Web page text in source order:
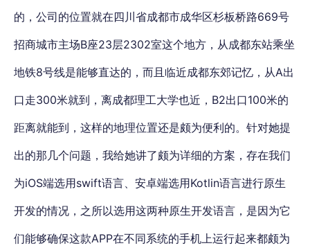
的，公司的位置就在四川省成都市成华区杉板桥路669号
招商城市主场B座23层2302室这个地方，从成都东站乘坐
地铁8号线是能够直达的，而且临近成都东郊记忆，从A出
口走300米就到，离成都理工大学也近，B2出口100米的
距离就能到，这样的地理位置还是颇为便利的。针对她提
出的那几个问题，我给她讲了颇为详细的方案，存在我们
为iOS端选用swift语言、安卓端选用Kotlin语言进行原生
开发的情况，之所以选用这两种原生开发语言，是因为它
们能够确保这款APP在不同系统的手机上运行起来都颇为